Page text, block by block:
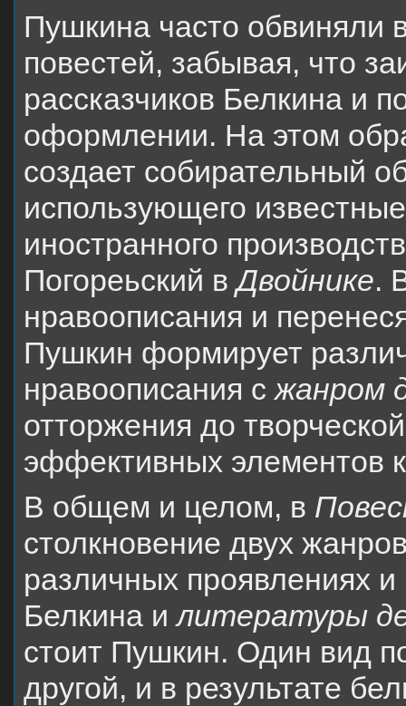
Пушкина часто обвиняли
повестей, забывая, что
рассказчиков Белкина и
оформлении. На этом
создает собирательный
использующего
иностранного
Погореьский вДвойнике.
нравоописания и
Пушкин формирует
нравоописания с жанром
отторжения до
эффективных элементов
В общем и целом, в
столкновение двух
различных проявлениях
Белкина илитературы
стоит Пушкин. Один вид
другой, и в результате